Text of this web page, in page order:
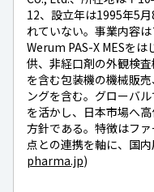
12、設立年は1995年5
れていない。事業内容は
Werum PAS-X MESを
供、非経口剤の外観検
を含む包装機の機械販
ングを含む。グローバ
を活かし、日本市場へ
方針である。特徴はフ
点との連携を軸に、国
pharma.jp)